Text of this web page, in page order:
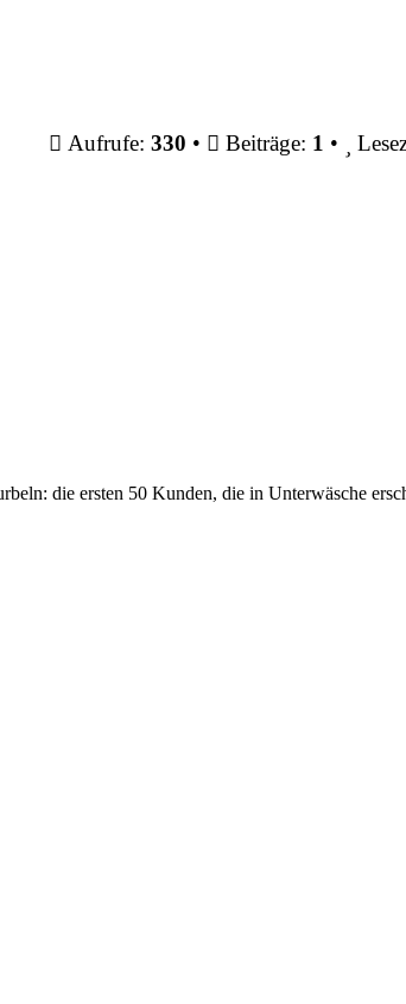
Aufrufe: 330 • Beiträge: 1 •
die ersten 50 Kunden, die in Unterwäsche